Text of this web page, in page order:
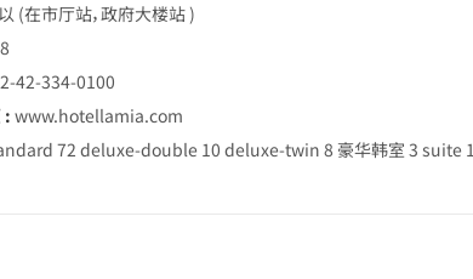
(在市厅站，政府大楼站 )
42-334-0100
: www.hotellamia.com
72 deluxe-double 10 deluxe-twin 8 豪华韩室 3 suite